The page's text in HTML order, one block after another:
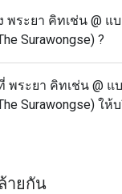
บาท (สุทธิ 2,458 บ
หรับเจ้าของวันเกิด:
ณาจองล่วงหน้าอย่า
งล่วงหน้าน้อยกว่า
พระยา คิทเช่น @ แ
Surawongse) ?
พระยา คิทเช่น @ แ
Surawongse) ให้
ายกัน